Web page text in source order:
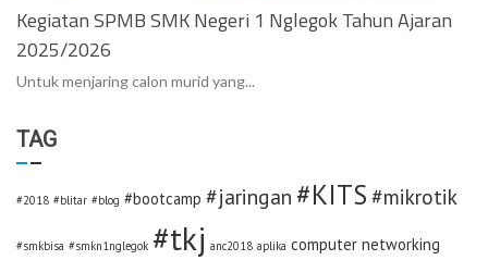
Kegiatan SPMB SMK Negeri 1 Nglegok Tahun Ajaran
2025/2026
Untuk menjaring calon murid yang...
TAG
#2018 #blitar #blog #bootcamp #jaringan #KITS #mikrotik
#smkbisa #smkn1nglegok #tkj anc2018 aplika computer networking